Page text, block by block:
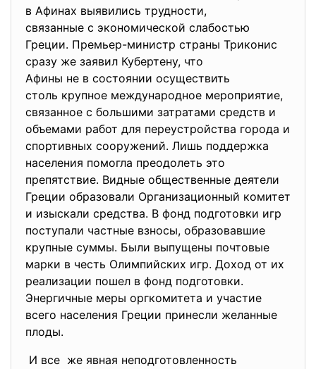
в Афинах выявились трудности,
связанные с экономической слабостью
Греции. Премьер-министр страны Триконис
сразу же заявил Кубертену, что
Афины не в состоянии осуществить
столь крупное международное мероприятие,
связанное с большими затратами средств и
объемами работ для переустройства города и
спортивных сооружений. Лишь поддержка
населения помогла преодолеть это
препятствие. Видные общественные деятели
Греции образовали Организационный комитет
и изыскали средства. В фонд подготовки игр
поступали частные взносы, образовавшие
крупные суммы. Были выпущены почтовые
марки в честь Олимпийских игр. Доход от их
реализации пошел в фонд подготовки.
Энергичные меры оргкомитета и участие
всего населения Греции принесли желанные
плоды.
И все же явная неподготовленность